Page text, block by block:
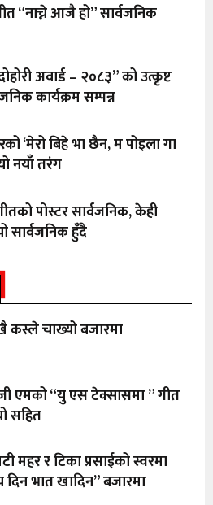
“नाच्ने आजै हो” सार्वजनिक
अवार्ड – २०८३” को उत्कृष्ट
कार्यक्रम सम्पन्न
‘मेरो बिहे भा छैन, म पोइला गा
नयाँ तरंग
पोस्टर सार्वजनिक, केही
सार्वजनिक हुँदै
कस्ले चाख्यो बजारमा
एमको “यु एस टेक्सासमा ” गीत
सहित
महर र टिका प्रसाईको स्वरमा
भात खादिन” बजारमा